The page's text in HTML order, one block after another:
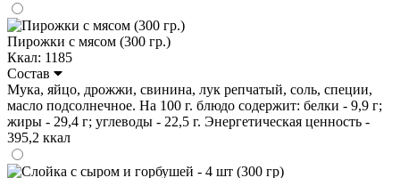
Пирожки с мясом (300 гр.)
Ккал: 1185
Состав
Мука, яйцо, дрожжи, свинина, лук репчатый, соль, специи,
масло подсолнечное. На 100 г. блюдо содержит: белки - 9,9 г;
жиры - 29,4 г; углеводы - 22,5 г. Энергетическая ценность -
395,2 ккал